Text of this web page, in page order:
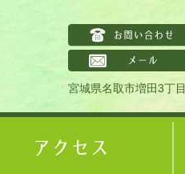
宮城県名取市増田3丁